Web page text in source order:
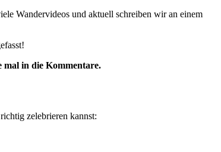
Wandervideos und aktuell schreiben wir an einem
mal in die Kommentare.
zelebrieren kannst: